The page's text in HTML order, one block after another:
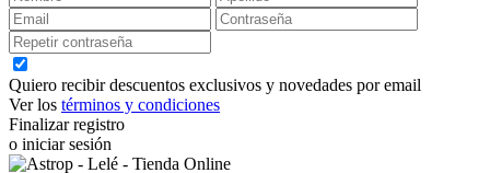
Quiero recibir descuentos exclusivos y novedades por email
Ver los términos y condiciones
Finalizar registro
o iniciar sesión